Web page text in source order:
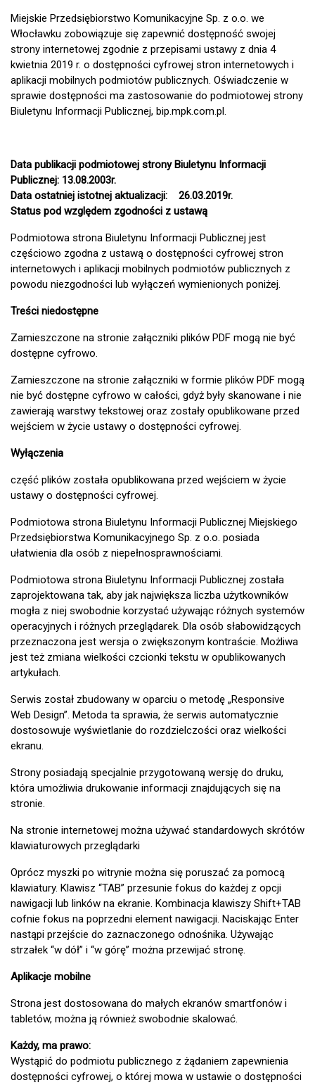
Miejskie Przedsiębiorstwo Komunikacyjne Sp. z o.o. we
Włocławku zobowiązuje się zapewnić dostępność swojej
strony internetowej zgodnie z przepisami ustawy z dnia 4
kwietnia 2019 r. o dostępności cyfrowej stron internetowych i
aplikacji mobilnych podmiotów publicznych. Oświadczenie w
sprawie dostępności ma zastosowanie do podmiotowej strony
Biuletynu Informacji Publicznej, bip.mpk.com.pl.
Data publikacji podmiotowej strony Biuletynu Informacji
Publicznej: 13.08.2003r.
Data ostatniej istotnej aktualizacji: 26.03.2019r.
Status pod względem zgodności z ustawą
Podmiotowa strona Biuletynu Informacji Publicznej jest
częściowo zgodna z ustawą o dostępności cyfrowej stron
internetowych i aplikacji mobilnych podmiotów publicznych z
powodu niezgodności lub wyłączeń wymienionych poniżej.
Treści niedostępne
Zamieszczone na stronie załączniki plików PDF mogą nie być
dostępne cyfrowo.
Zamieszczone na stronie załączniki w formie plików PDF mogą
nie być dostępne cyfrowo w całości, gdyż były skanowane i nie
zawierają warstwy tekstowej oraz zostały opublikowane przed
wejściem w życie ustawy o dostępności cyfrowej.
Wyłączenia
część plików została opublikowana przed wejściem w życie
ustawy o dostępności cyfrowej.
Podmiotowa strona Biuletynu Informacji Publicznej Miejskiego
Przedsiębiorstwa Komunikacyjnego Sp. z o.o. posiada
ułatwienia dla osób z niepełnosprawnościami.
Podmiotowa strona Biuletynu Informacji Publicznej została
zaprojektowana tak, aby jak największa liczba użytkowników
mogła z niej swobodnie korzystać używając różnych systemów
operacyjnych i różnych przeglądarek. Dla osób słabowidzących
przeznaczona jest wersja o zwiększonym kontraście. Możliwa
jest też zmiana wielkości czcionki tekstu w opublikowanych
artykułach.
Serwis został zbudowany w oparciu o metodę „Responsive
Web Design”. Metoda ta sprawia, że serwis automatycznie
dostosowuje wyświetlanie do rozdzielczości oraz wielkości
ekranu.
Strony posiadają specjalnie przygotowaną wersję do druku,
która umożliwia drukowanie informacji znajdujących się na
stronie.
Na stronie internetowej można używać standardowych skrótów
klawiaturowych przeglądarki
Oprócz myszki po witrynie można się poruszać za pomocą
klawiatury. Klawisz “TAB” przesunie fokus do każdej z opcji
nawigacji lub linków na ekranie. Kombinacja klawiszy Shift+TAB
cofnie fokus na poprzedni element nawigacji. Naciskając Enter
nastąpi przejście do zaznaczonego odnośnika. Używając
strzałek “w dół” i “w górę” można przewijać stronę.
Aplikacje mobilne
Strona jest dostosowana do małych ekranów smartfonów i
tabletów, można ją również swobodnie skalować.
Każdy, ma prawo:
Wystąpić do podmiotu publicznego z żądaniem zapewnienia
dostępności cyfrowej, o której mowa w ustawie o dostępności